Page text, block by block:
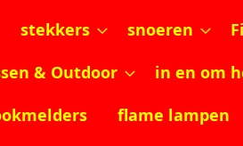
stekkers snoeren
& Outdoor
in en om
flame lampen